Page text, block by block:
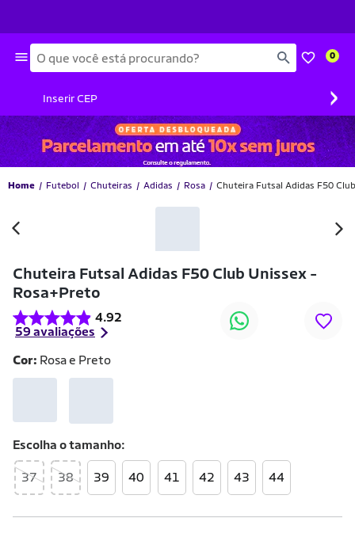
Busca 0
Inserir CEP ›
Home Futebol Chuteiras Adidas Rosa Chuteira Futsal Adidas F50
Chuteira Futsal Adidas F50 Club Unissex -
Rosa+Preto
4.92
59 avaliações
-46% OFF
Cor: Rosa e Preto
Escolha otamanho
37 38 39 40 41 42 43 44